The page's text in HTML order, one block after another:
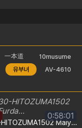
一本道
10musume
유부녀
AV-4610
C0930-HITOZUMA1502 Maiya Furda…
0:58:01